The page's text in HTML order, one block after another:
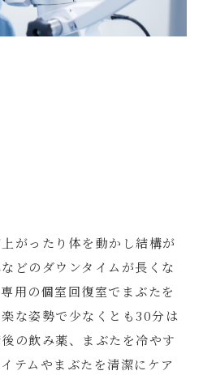
がったり体を動かし結構が
どのダウンタイムが長くな
用の個室回復室でまぶたを
な姿勢で少なくとも30分は
の飲み薬、まぶたを冷やす
テムやまぶたを清潔にケア